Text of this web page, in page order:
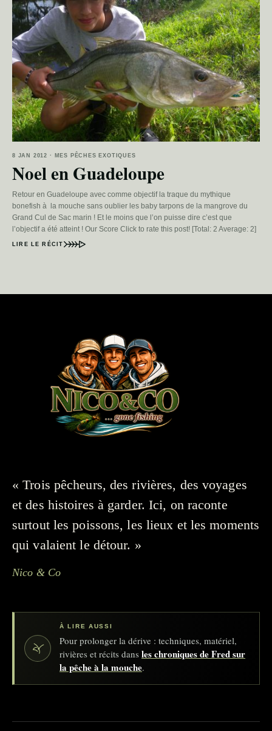
8 JAN 2012 · MES PÊCHES EXOTIQUES
Noel en Guadeloupe
Retour en Guadeloupe avec comme objectif la traque du mythique
bonefish à la mouche sans oublier les baby tarpons de la mangrove du
Grand Cul de Sac marin ! Et le moins que l’on puisse dire c’est que
l’objectif a été atteint ! Our Score Click to rate this post! [Total: 2 Average: 2]
LIRE LE RÉCIT
« Trois pêcheurs, des rivières, des voyages
et des histoires à garder. Ici, on raconte
surtout les poissons, les lieux et les moments
qui valaient le détour. »
Nico & Co
À LIRE AUSSI
Pour prolonger la dérive : techniques, matériel,
rivières et récits dans les chroniques de Fred sur
la pêche à la mouche.